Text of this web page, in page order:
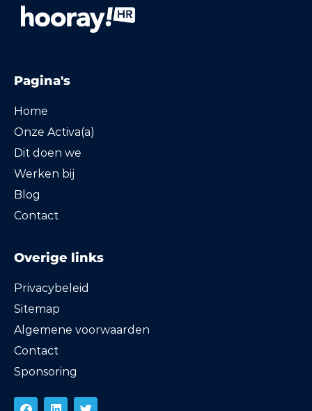
Pagina's
Home
Onze Activa(a)
Dit doen we
Werken bij
Blog
Contact
Overige links
Privacybeleid
Sitemap
Algemene voorwaarden
Contact
Sponsoring